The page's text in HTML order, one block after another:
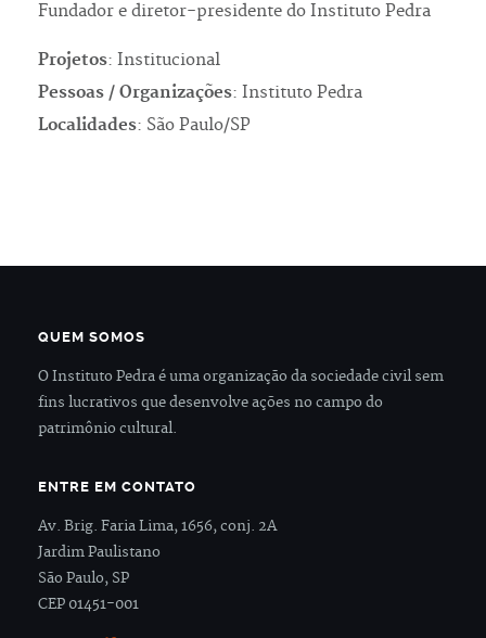
Fundador e diretor-presidente do Instituto Pedra
Projetos: Institucional
Pessoas / Organizações: Instituto Pedra
Localidades: São Paulo/SP
QUEM SOMOS
O Instituto Pedra é uma organização da sociedade civil sem
fins lucrativos que desenvolve ações no campo do
patrimônio cultural.
ENTRE EM CONTATO
Av. Brig. Faria Lima, 1656, conj. 2A
Jardim Paulistano
São Paulo, SP
CEP 01451-001